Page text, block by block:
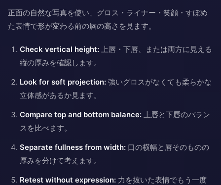
正面の自然な写真を使い、グロス・ライナー・笑顔・すぼめ
た表情で形が変わる前の唇の高さを見ます。
Check vertical height: 上唇・下唇、または両方に見える
縦の厚みを確認します。
Look for soft projection: 強いグロスがなくても柔らかな
立体感があるか見ます。
Compare top and bottom balance: 上唇と下唇のバラン
スを比べます。
Separate fullness from width: 口の横幅と唇そのものの
厚みを分けて考えます。
Retest without expression: 力を抜いた表情でもう一度